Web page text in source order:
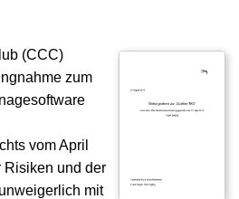
(CCC)
zum
vom April
Risiken und der
mit